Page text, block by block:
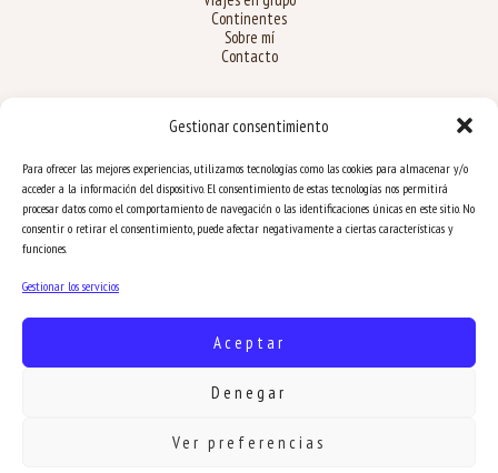
Gestionar consentimiento
Para ofrecer las mejores experiencias, utilizamos tecnologías como las cookies para almacenar y/o
acceder a la información del dispositivo. El consentimiento de estas tecnologías nos permitirá
procesar datos como el comportamiento de navegación o las identificaciones únicas en este sitio. No
consentir o retirar el consentimiento, puede afectar negativamente a ciertas características y
funciones.
Gestionar los servicios
Aceptar
Denegar
Ver preferencias
Continentes
Sobre mí
Contacto
Aviso Legal
Privacidad
Cookies
Accesibilidad